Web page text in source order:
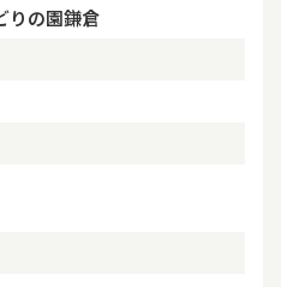
りの園鎌倉